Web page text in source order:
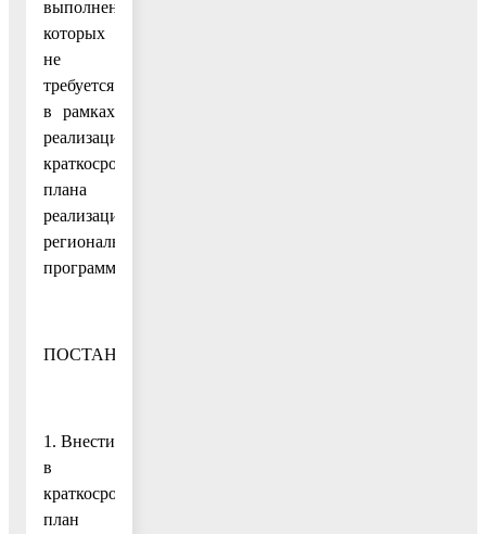
выполнение
которых
не
требуется
в рамках
реализации
краткосрочного
плана
реализации
региональной
программы,
ПОСТАНОВЛЯЮ:
1. Внести
в
краткосрочный
план